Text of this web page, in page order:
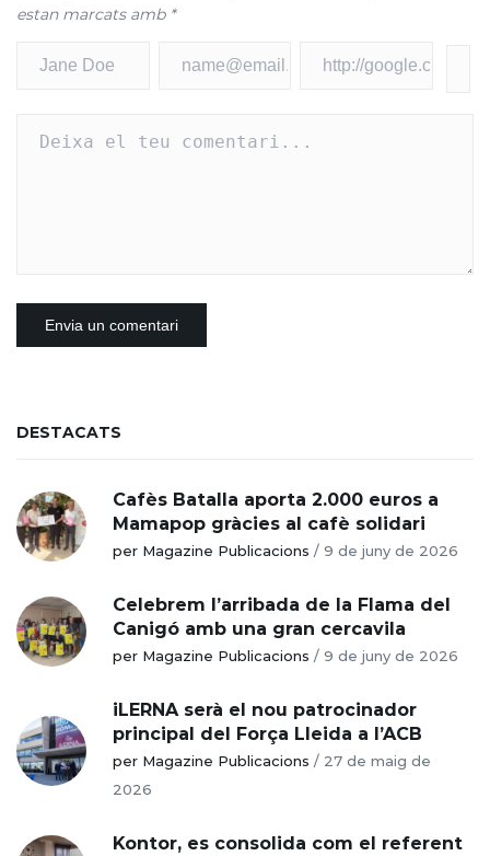
estan marcats amb *
DESTACATS
Cafès Batalla aporta 2.000 euros a
Mamapop gràcies al cafè solidari
per Magazine Publicacions / 9 de juny de 2026
Celebrem l’arribada de la Flama del
Canigó amb una gran cercavila
per Magazine Publicacions / 9 de juny de 2026
iLERNA serà el nou patrocinador
principal del Força Lleida a l’ACB
per Magazine Publicacions / 27 de maig de
2026
Kontor, es consolida com el referent